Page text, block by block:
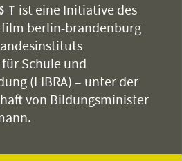
ist eine Initiative des
berlin-brandenburg
Schule und
(LIBRA) – unter der
von Bildungsminister